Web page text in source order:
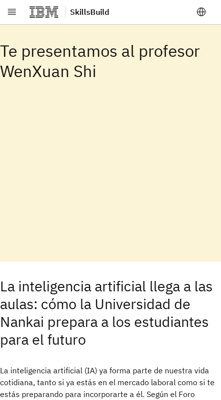
Ir al contenido principalSkillsBuild
Te presentamos al profesor
WenXuan Shi
La inteligencia artificial llega a las
aulas: cómo la Universidad de
Nankai prepara a los estudiantes
para el futuro
La inteligencia artificial (IA) ya forma parte de nuestra vida
cotidiana, tanto si ya estás en el mercado laboral como si te
estás preparando para incorporarte a él. Según el Foro